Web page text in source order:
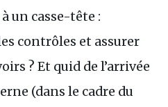
un casse-tête :
contrôles et assurer
? Et quid de l’arrivée
(dans le cadre du